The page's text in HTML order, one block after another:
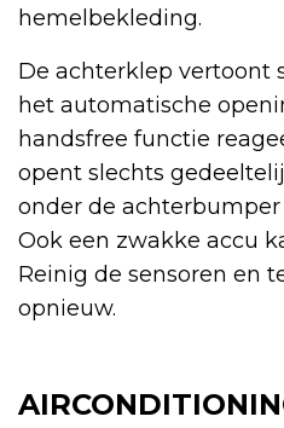
hemelbekleding.
De achterklep vertoont
het automatische
handsfree functie
opent slechts
onder de
Ook een zwakke accu
Reinig de sensoren en
opnieuw.